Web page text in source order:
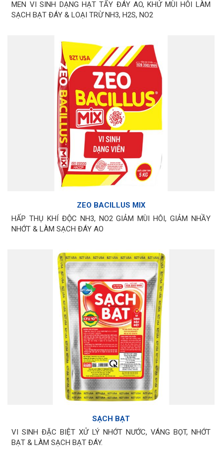
MEN VI SINH DẠNG HẠT TẨY ĐÁY AO, KHỬ MÙI HÔI LÀM
SẠCH BẠT ĐÁY & LOẠI TRỪ NH3, H2S, NO2
ZEO BACILLUS MIX
HẤP THỤ KHÍ ĐỘC NH3, NO2 GIẢM MÙI HÔI, GIẢM NHẦY
NHỚT & LÀM SẠCH ĐÁY AO
SẠCH BẠT
VI SINH ĐẶC BIỆT XỬ LÝ NHỚT NƯỚC, VÁNG BỌT, NHỚT
BẠT & LÀM SẠCH BẠT ĐÁY.